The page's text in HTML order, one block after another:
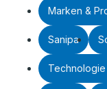
Marken &
Sanipa